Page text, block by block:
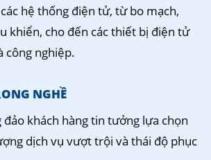
hệ thống điện tử, từ bo mạch,
khiển, cho đến các thiết bị điện tử
công nghiệp.
NGHỀ
khách hàng tin tưởng lựa chọn
dịch vụ vượt trội và thái độ phục